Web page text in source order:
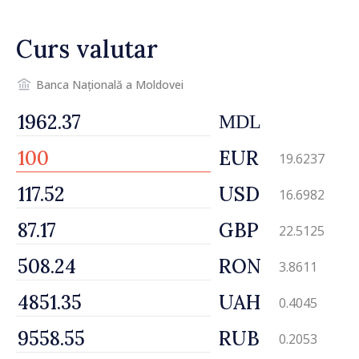
Curs valutar
Banca Națională a Moldovei
MDL
EUR 19.6237
USD 16.6982
GBP 22.5125
RON 3.8611
UAH 0.4045
RUB 0.2053